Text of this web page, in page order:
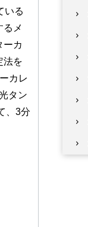
いる
メ
ーカ
法を
カレ
タン
、3分